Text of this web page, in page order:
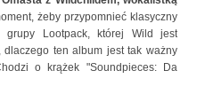
żeby przypomnieć klasyczny
grupy Lootpack, której Wild jest
dlaczego ten album jest tak ważny
o krążek "Soundpieces: Da